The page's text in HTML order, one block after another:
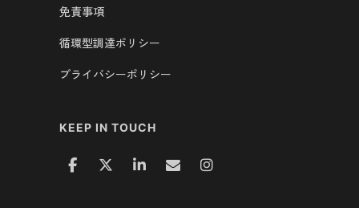
免責事項
循環型調達ポリシー
プライバシーポリシー
KEEP IN TOUCH